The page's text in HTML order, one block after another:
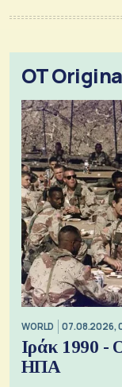
OT
WORLD 07.08.2026,
Ιράκ 1990 -
ΗΠΑ